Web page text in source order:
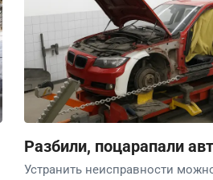
Разбили, поцарапали
Устранить неисправности